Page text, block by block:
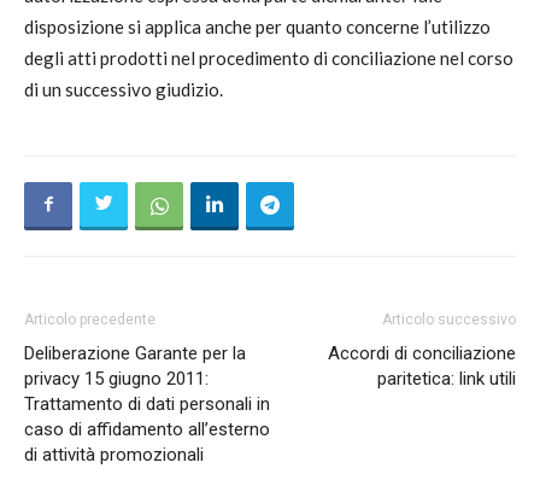
disposizione si applica anche per quanto concerne l’utilizzo
degli atti prodotti nel procedimento di conciliazione nel corso
di un successivo giudizio.
Articolo precedente
Deliberazione Garante per la
privacy 15 giugno 2011:
Trattamento di dati personali in
caso di affidamento all’esterno
di attività promozionali
Articolo successivo
Accordi di conciliazione
paritetica: link utili